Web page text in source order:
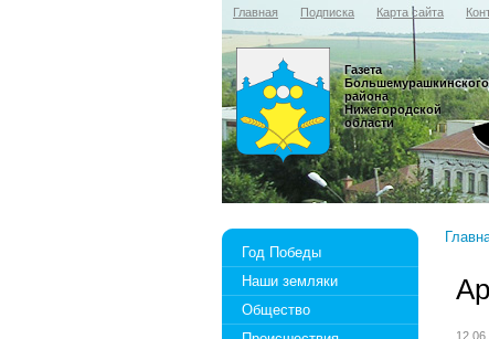
Главная Подписка Карта сайта
Газета
Большемурашкинского
района
Нижегородской
области
Год Победы
Наши земляки
Общество